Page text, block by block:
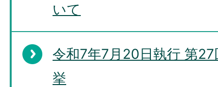
いて
令和7年7月20日執行 第
挙